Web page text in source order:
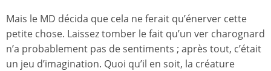
Mais le MD décida que cela ne ferait qu’énerver cette
petite chose. Laissez tomber le fait qu’un ver charognard
n’a probablement pas de sentiments ; après tout, c’était
un jeu d’imagination. Quoi qu’il en soit, la créature